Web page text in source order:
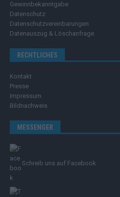
Gewinnbekanntgabe
Datenschutz
Datenschutzvereinbarungen
Datenauszug & Löschanfrage
RECHTLICHES
Kontakt
Presse
Impressum
Bildnachweis
MESSENGER
Schreib uns auf Facebook